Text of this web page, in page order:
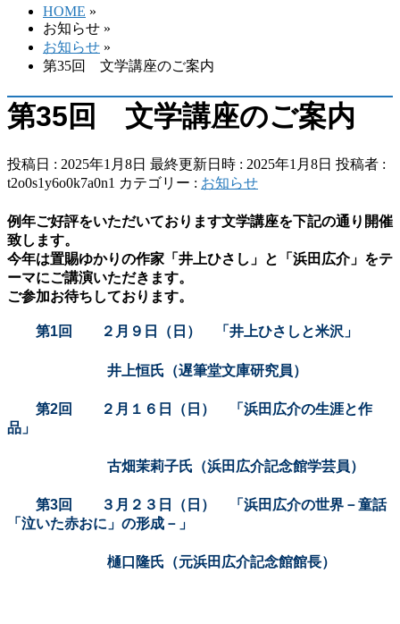
HOME »
お知らせ »
お知らせ »
第35回 文学講座のご案内
第35回 文学講座のご案内
投稿日 : 2025年1月8日 最終更新日時 : 2025年1月8日 投稿者 :
t2o0s1y6o0k7a0n1 カテゴリー : お知らせ
例年ご好評をいただいております文学講座を下記の通り開催
致します。
今年は置賜ゆかりの作家「井上ひさし」と「浜田広介」をテ
ーマにご講演いただきます。
ご参加お待ちしております。
第1回 ２月９日（日） 「井上ひさしと米沢」
井上恒氏（遅筆堂文庫研究員）
第2回 ２月１６日（日） 「浜田広介の生涯と作
品」
古畑茉莉子氏（浜田広介記念館学芸員）
第3回 ３月２３日（日） 「浜田広介の世界－童話
「泣いた赤おに」の形成－」
樋口隆氏（元浜田広介記念館館長）